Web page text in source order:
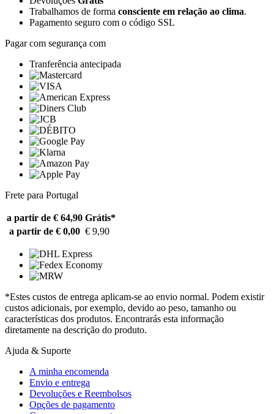
Trabalhamos de forma consciente em relação ao clima.
Pagamento seguro com o código SSL
Pagar com segurança com
Tranferência antecipada
Frete para Portugal
a partir de € 64,90 Grátis*
a partir de € 0,00 € 9,90
*Estes custos de entrega aplicam-se ao envio normal. Podem existir
custos adicionais, por exemplo, devido ao peso, tamanho ou
características dos produtos. Encontrarás esta informação
diretamente na descrição do produto.
Ajuda & Suporte
A minha encomenda
Envio e entrega
Devoluções e Reembolsos
Opções de pagamento